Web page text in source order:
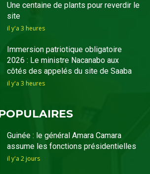
Une centaine de plants pour reverdir le
site
il y'a 3 heures
Immersion patriotique obligatoire
2026 : Le ministre Nacanabo aux
côtés des appelés du site de Saaba
il y'a 3 heures
Guinée : le général Amara Camara
assume les fonctions présidentielles
il y'a 2 jours